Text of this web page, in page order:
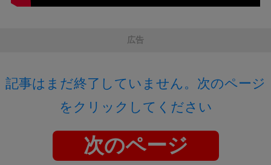
広告
記事はまだ終了していません。次のページ
をクリックしてください
次のページ